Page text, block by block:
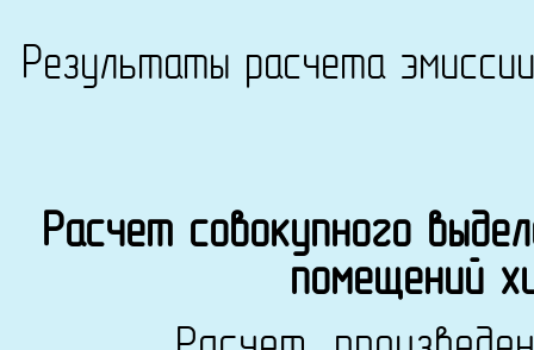
Результаты расчета
Расчет совокупного
помещений